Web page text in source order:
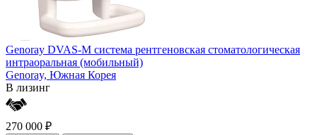
Genoray DVAS-M система рентгеновская стоматологическая
интраоральная (мобильный)
Genoray, Южная Корея
В лизинг
270 000 ₽